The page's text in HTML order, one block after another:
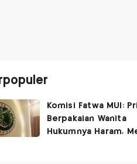
Komisi Fatwa MUI:
Berpakaian Wanita
Hukumnya Haram,